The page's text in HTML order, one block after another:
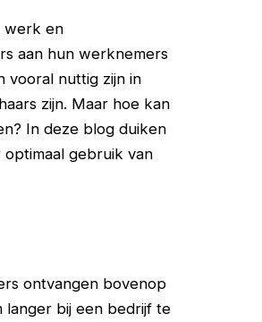
werk en
aan hun werknemers
vooral nuttig zijn in
zijn. Maar hoe kan
In deze blog duiken
gebruik van
ontvangen bovenop
langer bij een bedrijf te